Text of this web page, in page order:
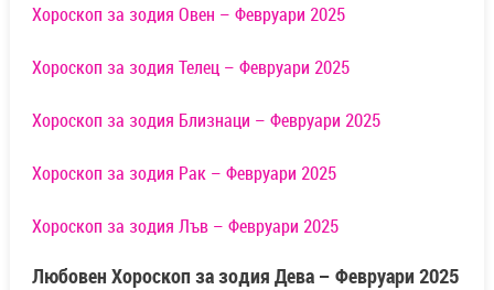
Хороскоп за зодия Овен – Февруари 2025
Хороскоп за зодия Телец – Февруари 2025
Хороскоп за зодия Близнаци – Февруари 2025
Хороскоп за зодия Рак – Февруари 2025
Хороскоп за зодия Лъв – Февруари 2025
Любовен Хороскоп за зодия Дева – Февруари 2025